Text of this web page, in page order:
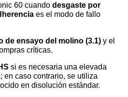
60 cuando desgaste por
es el modo de fallo
de ensayo del molino (3.1) y el
críticas.
si es necesaria una elevada
en caso contrario, se utiliza
en disolución estándar.